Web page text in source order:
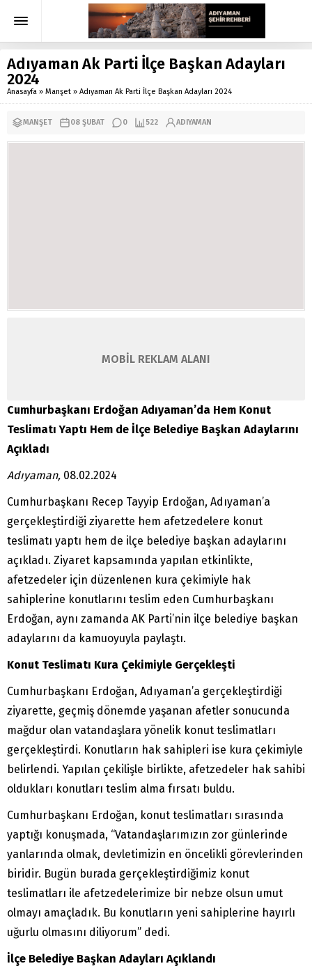
Adıyaman Ak Parti İlçe Başkan Adayları
2024
Anasayfa » Manşet » Adıyaman Ak Parti İlçe Başkan Adayları 2024
MANŞET 08 ŞUBAT 0 522 ADIYAMAN
MOBİL REKLAM ALANI
Cumhurbaşkanı Erdoğan Adıyaman’da Hem Konut
Teslimatı Yaptı Hem de İlçe Belediye Başkan Adaylarını
Açıkladı
Adıyaman, 08.02.2024
Cumhurbaşkanı Recep Tayyip Erdoğan, Adıyaman’a
gerçekleştirdiği ziyarette hem afetzedelere konut
teslimatı yaptı hem de ilçe belediye başkan adaylarını
açıkladı. Ziyaret kapsamında yapılan etkinlikte,
afetzedeler için düzenlenen kura çekimiyle hak
sahiplerine konutlarını teslim eden Cumhurbaşkanı
Erdoğan, aynı zamanda AK Parti’nin ilçe belediye başkan
adaylarını da kamuoyuyla paylaştı.
Konut Teslimatı Kura Çekimiyle Gerçekleşti
Cumhurbaşkanı Erdoğan, Adıyaman’a gerçekleştirdiği
ziyarette, geçmiş dönemde yaşanan afetler sonucunda
mağdur olan vatandaşlara yönelik konut teslimatları
gerçekleştirdi. Konutların hak sahipleri ise kura çekimiyle
belirlendi. Yapılan çekilişle birlikte, afetzedeler hak sahibi
oldukları konutları teslim alma fırsatı buldu.
Cumhurbaşkanı Erdoğan, konut teslimatları sırasında
yaptığı konuşmada, “Vatandaşlarımızın zor günlerinde
yanlarında olmak, devletimizin en öncelikli görevlerinden
biridir. Bugün burada gerçekleştirdiğimiz konut
teslimatları ile afetzedelerimize bir nebze olsun umut
olmayı amaçladık. Bu konutların yeni sahiplerine hayırlı
uğurlu olmasını diliyorum” dedi.
İlçe Belediye Başkan Adayları Açıklandı